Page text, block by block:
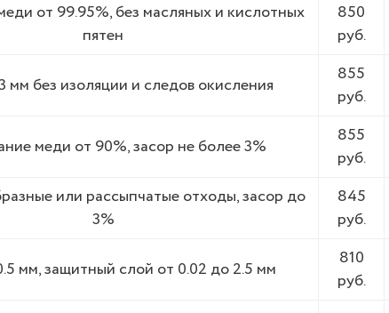
от 99.95%, без масляных и кислотных
пятен
850
руб.
мм без изоляции и следов окисления
855
руб.
меди от 90%, засор не более 3%
855
руб.
или рассыпчатые отходы, засор до
3%
845
руб.
мм, защитный слой от 0.02 до 2.5 мм
810
руб.